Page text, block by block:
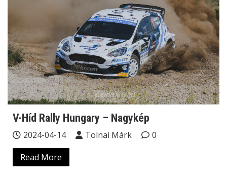
V-Híd Rally Hungary – Nagykép
2024-04-14 Tolnai Márk
0
Read More